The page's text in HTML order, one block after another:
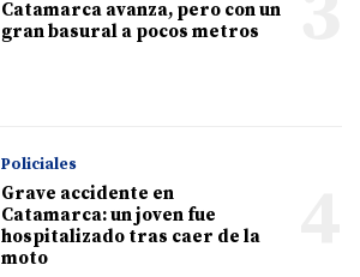
Catamarca avanza, pero con un
gran basural a pocos metros
Policiales
Grave accidente en
Catamarca: un joven fue
hospitalizado tras caer de la
moto